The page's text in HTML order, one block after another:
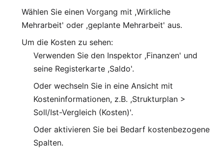
Wählen Sie einen Vorgang mit ,Wirkliche
Mehrarbeit' oder ,geplante Mehrarbeit' aus.
Um die Kosten zu sehen:
Verwenden Sie den Inspektor ,Finanzen' und
seine Registerkarte ,Saldo'.
Oder wechseln Sie in eine Ansicht mit
Kosteninformationen, z.B. ,Strukturplan >
Soll/Ist-Vergleich (Kosten)'.
Oder aktivieren Sie bei Bedarf kostenbezogene
Spalten.